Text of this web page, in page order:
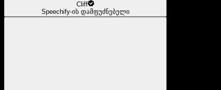
Cliff
Speechify-ის დამფუძნებელი